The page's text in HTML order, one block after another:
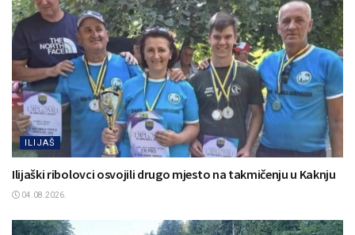
ILIJAŠ
Ilijaški ribolovci osvojili drugo mjesto na takmičenju u Kaknju
04.08.2026.